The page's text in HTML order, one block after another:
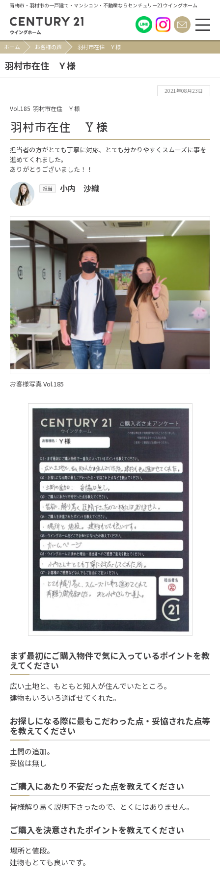
青梅市・羽村市の一戸建て・マンション・不動産ならセンチュリー21ウイングホーム
ホーム お客様の声 羽村市在住 Ｙ様
羽村市在住 Ｙ様
2021年08月23日
Vol.185 羽村市在住 Ｙ様
羽村市在住 Ｙ様
担当者の方がとても丁寧に対応、とても分かりやすくスムーズに事を
進めてくれました。
ありがとうございました！！
担当 小内 沙織
お客様写真 Vol.185
まず最初にご購入物件で気に入っているポイントを教
えてください
広い土地と、もともと知人が住んでいたところ。
建物もいろいろ選ばせてくれた。
お探しになる際に最もこだわった点・妥協された点等
を教えてください
土間の追加。
妥協は無し
ご購入にあたり不安だった点を教えてください
皆様解り易く説明下さったので、とくにはありません。
ご購入を決意されたポイントを教えてください
場所と値段。
建物もとても良いです。